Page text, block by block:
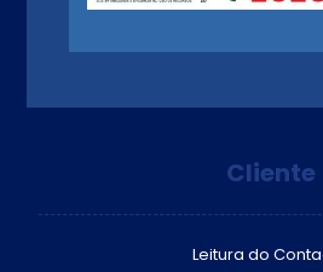
Cliente
Leitura do